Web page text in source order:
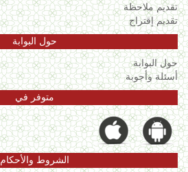
تقديم ملاحظة
تقديم إقتراح
حول البوابة
حول البوابة
أسئلة وأجوبة
متوفر في
الشروط والأحكام